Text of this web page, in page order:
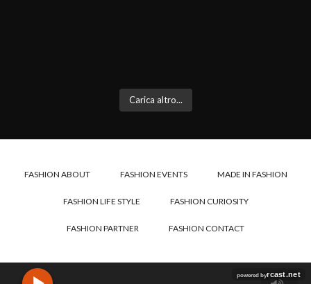
Carica altro...
FASHION ABOUT FASHION EVENTS MADE IN FASHION
FASHION LIFE STYLE FASHION CURIOSITY
FASHION PARTNER FASHION CONTACT